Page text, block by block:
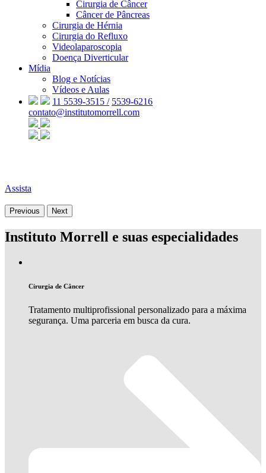
Cirurgia de Câncer
Câncer de Pâncreas
Cirurgia de Hérnia
Cirurgia do Refluxo
Videolaparoscopia
Doença Diverticular
Mídia
Blog e Notícias
Vídeos e Aulas
11 5539-3515 / 5539-6216
contato@institutomorrell.com
Assista
Previous Next
Instituto Morrell e suas especialidades
Cirurgia de Câncer
Tratamento multiprofissional personalizado para a máxima
segurança. Uma parceria em busca da cura.